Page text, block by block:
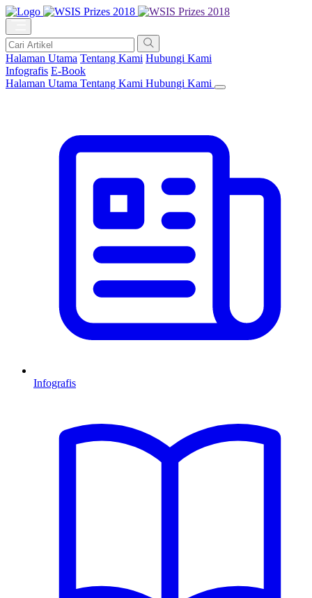
Halaman Utama Tentang Kami Hubungi Kami
Infografis E-Book
Halaman Utama Tentang Kami Hubungi Kami
Infografis